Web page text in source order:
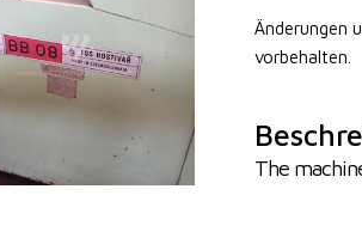
Änderungen
vorbehalten.
The